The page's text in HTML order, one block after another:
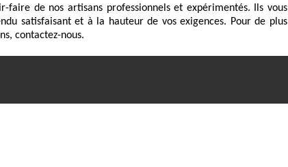
faire de nos artisans professionnels et expérimentés. Ils vous
satisfaisant et à la hauteur de vos exigences. Pour de plus
contactez-nous.